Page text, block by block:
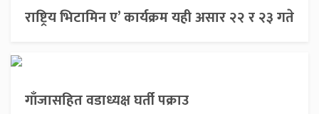
राष्ट्रिय भिटामिन ए’ कार्यक्रम यही असार २२ र २३ गते
गाँजासहित वडाध्यक्ष घर्ती पक्राउ